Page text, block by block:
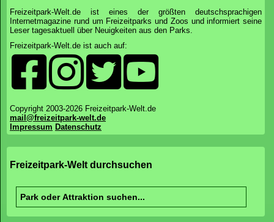
Freizeitpark-Welt.de ist eines der größten deutschsprachigen
Internetmagazine rund um Freizeitparks und Zoos und informiert seine
Leser tagesaktuell über Neuigkeiten aus den Parks.
Freizeitpark-Welt.de ist auch auf:
Copyright 2003-2026 Freizeitpark-Welt.de
mail@freizeitpark-welt.de
Impressum Datenschutz
Freizeitpark-Welt durchsuchen